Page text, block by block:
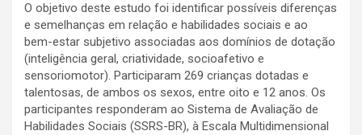
O objetivo deste estudo foi identificar possíveis diferenças
e semelhanças em relação e habilidades sociais e ao
bem-estar subjetivo associadas aos domínios de dotação
(inteligência geral, criatividade, socioafetivo e
sensoriomotor). Participaram 269 crianças dotadas e
talentosas, de ambos os sexos, entre oito e 12 anos. Os
participantes responderam ao Sistema de Avaliação de
Habilidades Sociais (SSRS-BR), à Escala Multidimensional